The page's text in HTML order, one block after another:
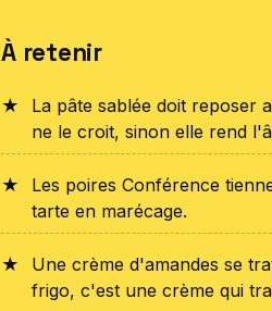
À retenir
La pâte sablée doit reposer
ne le croit, sinon elle rend
Les poires Conférence
tarte en marécage.
Une crème d'amandes se
frigo, c'est une crème qui